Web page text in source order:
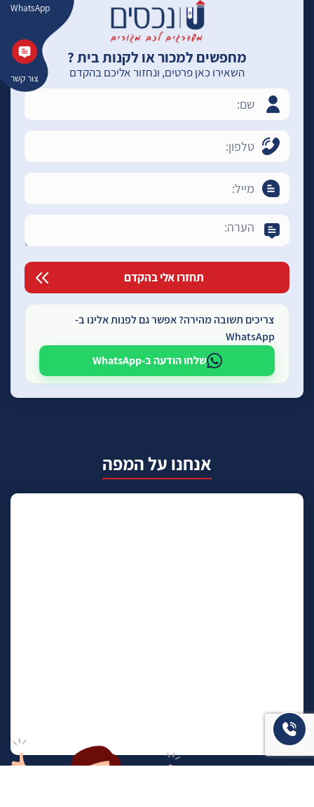
WhatsApp
צור קשר
מחפשים למכור או לקנות בית ?
השאירו כאן פרטים, ונחזור אליכם בהקדם
צריכים תשובה מהירה? אפשר גם לפנות אלינו ב-
WhatsApp
שלחו הודעה ב-WhatsApp
אנחנו על המפה